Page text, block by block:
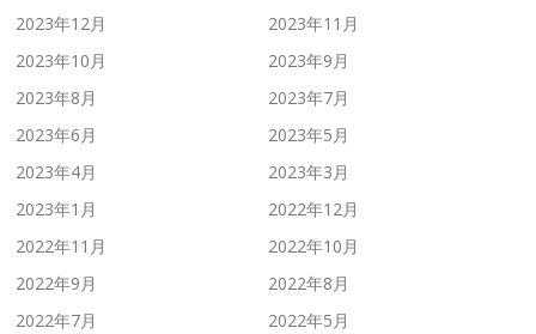
2023年12月
2023年11月
2023年10月
2023年9月
2023年8月
2023年7月
2023年6月
2023年5月
2023年4月
2023年3月
2023年1月
2022年12月
2022年11月
2022年10月
2022年9月
2022年8月
2022年7月
2022年5月